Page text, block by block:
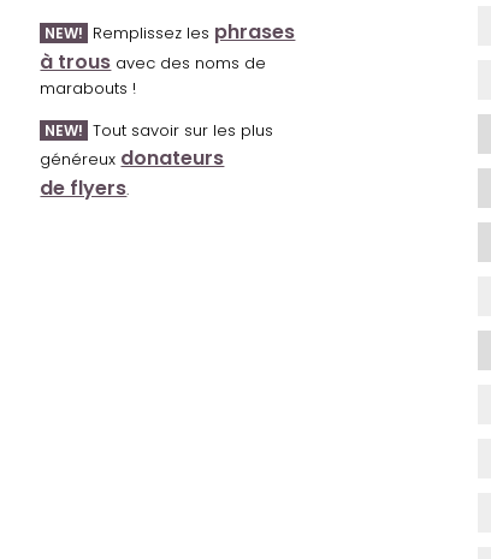
NEW! Remplissez les phrases
à trous avec des noms de
marabouts !
NEW! Tout savoir sur les plus
généreux donateurs
de flyers.